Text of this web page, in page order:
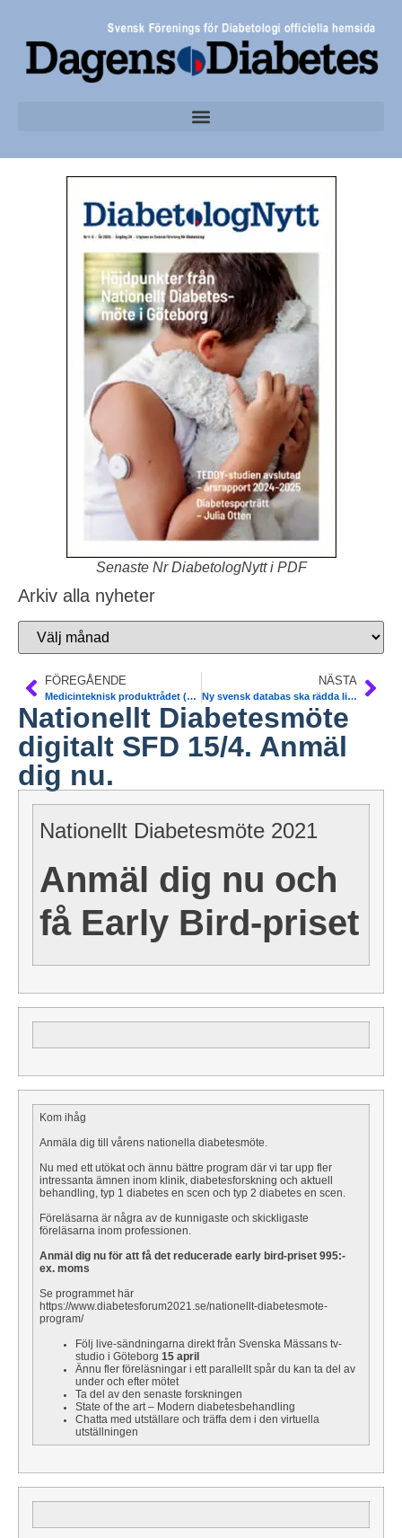
Senaste Nr DiabetologNytt i PDF
Arkiv alla nyheter
FÖREGÅENDE
Medicinteknisk produktrådet (MTP-rådet). Sofia Melin koordinator
NÄSTA
Ny svensk databas ska rädda liv. Världens största. SCAPIS
Nationellt Diabetesmöte
digitalt SFD 15/4. Anmäl
dig nu.
Nationellt Diabetesmöte 2021
Anmäl dig nu och
få Early Bird-priset
Kom ihåg
Anmäla dig till vårens nationella diabetesmöte.
Nu med ett utökat och ännu bättre program där vi tar upp fler
intressanta ämnen inom klinik, diabetesforskning och aktuell
behandling, typ 1 diabetes en scen och typ 2 diabetes en scen.
Föreläsarna är några av de kunnigaste och skickligaste
föreläsarna inom professionen.
Anmäl dig nu för att få det reducerade early bird-priset 995:-
ex. moms
Se programmet här
https://www.diabetesforum2021.se/nationellt-diabetesmote-
program/
Följ live-sändningarna direkt från Svenska Mässans tv-
studio i Göteborg 15 april
Ännu fler föreläsningar i ett parallellt spår du kan ta del av
under och efter mötet
Ta del av den senaste forskningen
State of the art – Modern diabetesbehandling
Chatta med utställare och träffa dem i den virtuella
utställningen